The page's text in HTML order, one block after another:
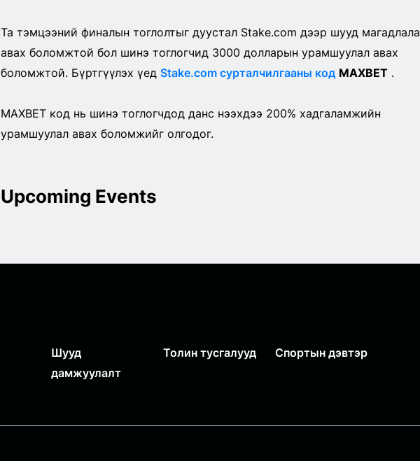
Та тэмцээний финалын тоглолтыг дуустал Stake.com дээр шууд
авах боломжтой бол шинэ тоглогчид 3000 долларын урамшуулал авах
боломжтой. Бүртгүүлэх үед Stake.com сурталчилгааны код MAXBET.
MAXBET код нь шинэ тоглогчдод данс нээхдээ 200% хадгаламжийн
урамшуулал авах боломжийг олгодог.
Upcoming Events
Шууд
дамжуулалт
Толин тусгалууд Спортын дэвтэр